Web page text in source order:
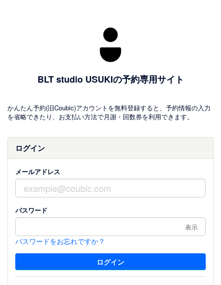
BLT studio USUKIの予約専用サイト
かんたん予約(旧Coubic)アカウントを無料登録すると、予約情報の入力
を省略できたり、お支払い方法で月謝・回数券を利用できます。
ログイン
メールアドレス
パスワード
表示
パスワードをお忘れですか？